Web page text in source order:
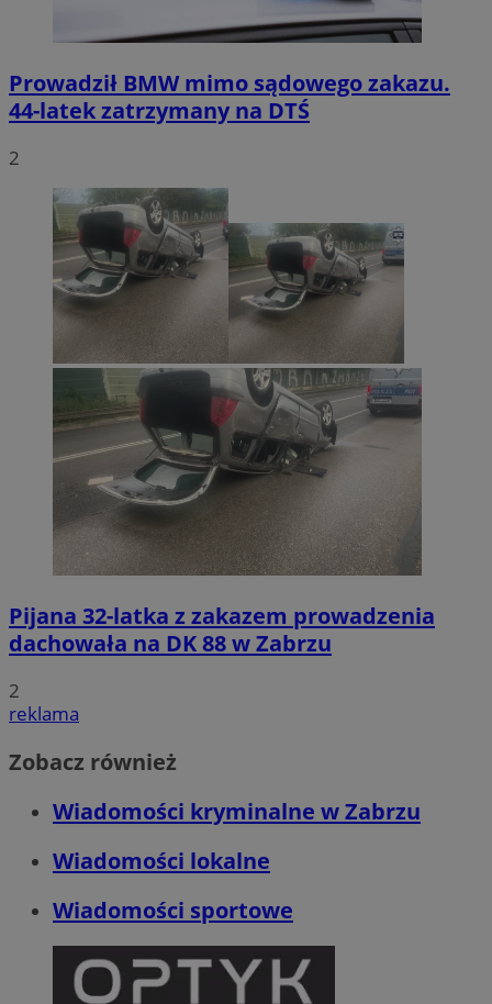
Prowadził BMW mimo sądowego zakazu.
44-latek zatrzymany na DTŚ
2
Pijana 32-latka z zakazem prowadzenia
dachowała na DK 88 w Zabrzu
2
reklama
Zobacz również
Wiadomości kryminalne w Zabrzu
Wiadomości lokalne
Wiadomości sportowe